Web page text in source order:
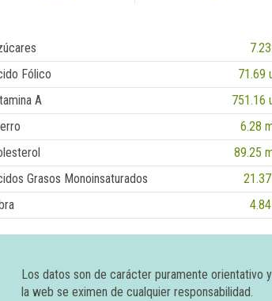
Fólico
71.69
A
751.16
6.28
89.25
Grasos Monoinsaturados
Los datos son de carácter puramente orientativo
la web se eximen de cualquier responsabilidad.